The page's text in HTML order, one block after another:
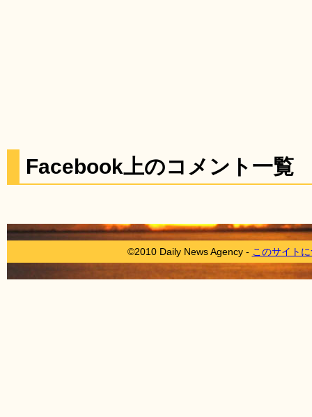
Facebook上のコメント一覧
©2010 Daily News Agency - このサイト